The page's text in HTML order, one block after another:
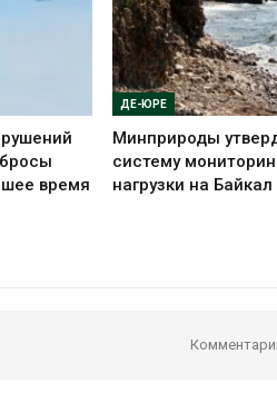
время
ДЕ-ЮРЕ
Минприроды
систему
нагрузки на Байкал